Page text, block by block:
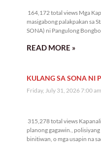
164,172 total views Mga
masigabong palakpakan sa
SONA) ni Pangulong
READ MORE »
KULANG SA SONA NI
Friday, July 31, 2026 7:00 am
315,278 total views
planong gagawin.,
binitiwan, o mga usapin na